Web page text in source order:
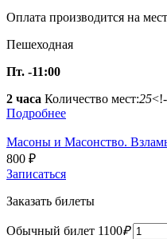
Оплата производится на
Пешеходная
Пт. -11:00
2 часа Количество мест:25
Подробнее
Масоны и Масонство.
800 ₽
Записаться
Заказать билеты
Обычный билет 1100₽